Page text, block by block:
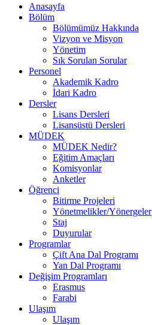
Anasayfa
Bölüm
Bölümümüz Hakkında
Vizyon ve Misyon
Yönetim
Sık Sorulan Sorular
Personel
Akademik Kadro
İdari Kadro
Dersler
Lisans Dersleri
Lisansüstü Dersleri
MÜDEK
MÜDEK Nedir?
Eğitim Amaçları
Komisyonlar
Anketler
Öğrenci
Bitirme Projeleri
Yönetmelikler/Yönergeler
Staj
Duyurular
Programlar
Çift Ana Dal Programı
Yan Dal Programı
Değişim Programları
Erasmus
Farabi
Ulaşım
Ulaşım